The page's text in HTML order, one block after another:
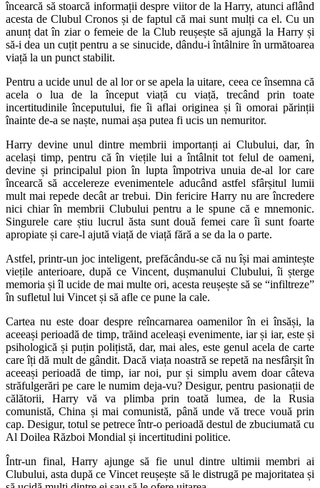
încearcă să stoarcă informații despre viitor de la Harry, atunci aflând
acesta de Clubul Cronos și de faptul că mai sunt mulți ca el. Cu un
anunț dat în ziar o femeie de la Club reușește să ajungă la Harry și
să-i dea un cuțit pentru a se sinucide, dându-i întâlnire în următoarea
viață la un punct stabilit.
Pentru a ucide unul de al lor or se apela la uitare, ceea ce însemna că
acela o lua de la început viață cu viață, trecând prin toate
incertitudinile începutului, fie îi aflai originea și îi omorai părinții
înainte de-a se naște, numai așa putea fi ucis un nemuritor.
Harry devine unul dintre membrii importanți ai Clubului, dar, în
același timp, pentru că în viețile lui a întâlnit tot felul de oameni,
devine și principalul pion în lupta împotriva unuia de-al lor care
încearcă să accelereze evenimentele aducând astfel sfârșitul lumii
mult mai repede decât ar trebui. Din fericire Harry nu are încredere
nici chiar în membrii Clubului pentru a le spune că e mnemonic.
Singurele care știu lucrul ăsta sunt două femei care îi sunt foarte
apropiate și care-l ajută viață de viață fără a se da la o parte.
Astfel, printr-un joc inteligent, prefăcându-se că nu își mai amintește
viețile anterioare, după ce Vincent, dușmanului Clubului, îi șterge
memoria și îl ucide de mai multe ori, acesta reușește să se “infiltreze”
în sufletul lui Vincet și să afle ce pune la cale.
Cartea nu este doar despre reîncarnarea oamenilor în ei însăși, la
aceeași perioadă de timp, trăind aceleași evenimente, iar și iar, este și
psihologică și puțin polițistă, dar, mai ales, este genul acela de carte
care îți dă mult de gândit. Dacă viața noastră se repetă na nesfârșit în
aceeași perioadă de timp, iar noi, pur și simplu avem doar câteva
străfulgerări pe care le numim deja-vu? Desigur, pentru pasionații de
călătorii, Harry vă va plimba prin toată lumea, de la Rusia
comunistă, China și mai comunistă, până unde vă trece vouă prin
cap. Desigur, totul se petrece într-o perioadă destul de zbuciumată cu
Al Doilea Război Mondial și incertitudini politice.
Într-un final, Harry ajunge să fie unul dintre ultimii membri ai
Clubului, asta după ce Vincet reușește să le distrugă pe majoritatea și